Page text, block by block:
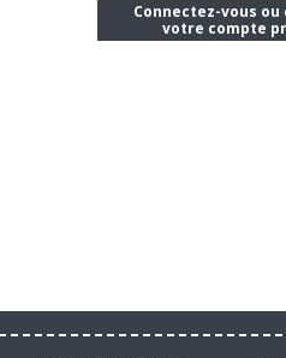
Connectez-vous ou
votre compte